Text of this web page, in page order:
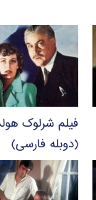
فیلم شرلوک
(دوبله فارسی)